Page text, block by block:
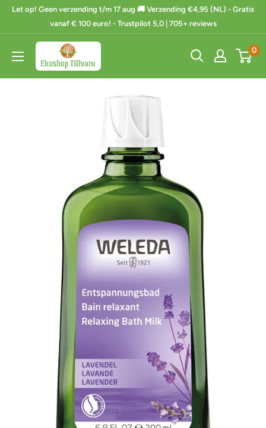
inhoud
Let op! Geen verzending t/m 17 aug 🚚 Verzending €4,95 (NL) - Gratis
vanaf € 100 euro! - Trustpilot 5,0 | 705+ reviews
Ekoshop
Tillvaro
0